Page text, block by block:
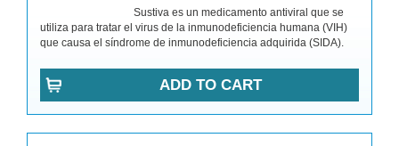
Sustiva es un medicamento antiviral que se
utiliza para tratar el virus de la inmunodeficiencia humana (VIH)
que causa el síndrome de inmunodeficiencia adquirida (SIDA).
ADD TO CART